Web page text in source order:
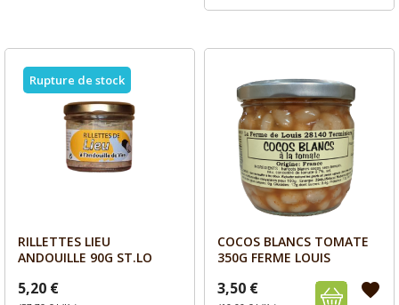
Aperçu
RILLETTES LIEU
ANDOUILLE 90G ST.LO
5,20 €
Rupture de stock
Aperçu
COCOS BLANCS TOMATE
350G FERME LOUIS
3,50 € favorite